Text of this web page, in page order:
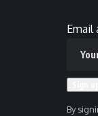
Email
By